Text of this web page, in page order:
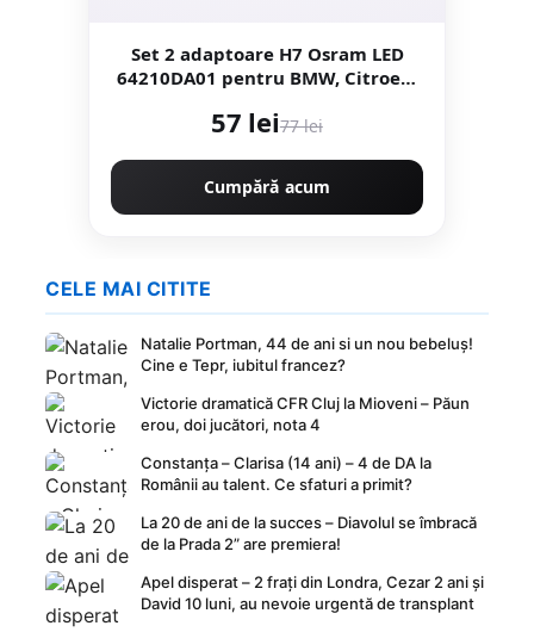
Set 2 adaptoare H7 Osram LED
64210DA01 pentru BMW, Citroen,
57 lei77 lei
Cumpără acum
CELE MAI CITITE
Natalie Portman, 44 de ani si un nou bebeluș!
Cine e Tepr, iubitul francez?
Victorie dramatică CFR Cluj la Mioveni – Păun
erou, doi jucători, nota 4
Constanța – Clarisa (14 ani) – 4 de DA la
Românii au talent. Ce sfaturi a primit?
La 20 de ani de la succes – Diavolul se îmbracă
de la Prada 2” are premiera!
Apel disperat – 2 frați din Londra, Cezar 2 ani și
David 10 luni, au nevoie urgentă de transplant